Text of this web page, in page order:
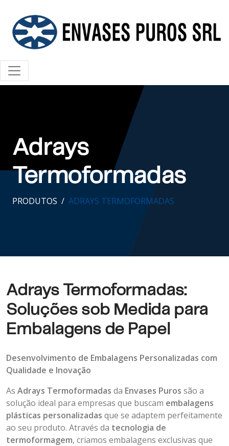
Adrays
Termoformadas
PRODUTOS ADRAYS TERMOFORMADAS
Adrays Termoformadas:
Soluções sob Medida para
Embalagens de Papel
Desenvolvimento de Embalagens Personalizadas com
Qualidade e Inovação
As Adrays Termoformadas da Envases Puros são a
solução ideal para empresas que buscam embalagens
plásticas personalizadas que se adaptem perfeitamente
ao seu produto. Através da tecnologia de
termoformagem, criamos embalagens exclusivas que